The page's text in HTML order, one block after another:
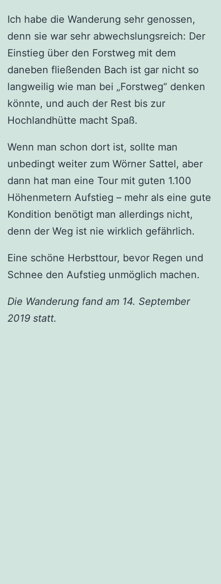
Ich habe die Wanderung sehr genossen,
denn sie war sehr abwechslungsreich: Der
Einstieg über den Forstweg mit dem
daneben fließenden Bach ist gar nicht so
langweilig wie man bei „Forstweg“ denken
könnte, und auch der Rest bis zur
Hochlandhütte macht Spaß.
Wenn man schon dort ist, sollte man
unbedingt weiter zum Wörner Sattel, aber
dann hat man eine Tour mit guten 1.100
Höhenmetern Aufstieg – mehr als eine gute
Kondition benötigt man allerdings nicht,
denn der Weg ist nie wirklich gefährlich.
Eine schöne Herbsttour, bevor Regen und
Schnee den Aufstieg unmöglich machen.
Die Wanderung fand am 14. September
2019 statt.